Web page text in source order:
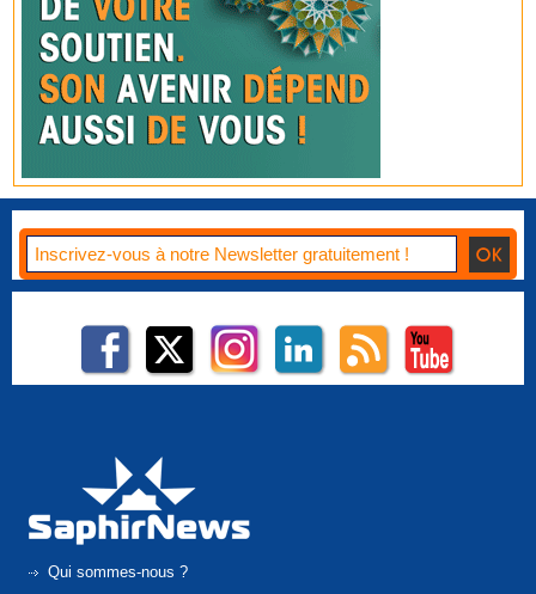
Qui sommes-nous ?